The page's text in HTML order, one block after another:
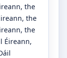
the
the
the
Éireann,